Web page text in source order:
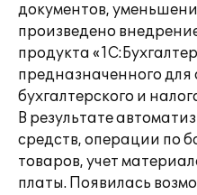
документов,
произведено
продукта
предназначенного
бухгалтерского и
В результате
средств, операции по
товаров, учет
платы. Появилась